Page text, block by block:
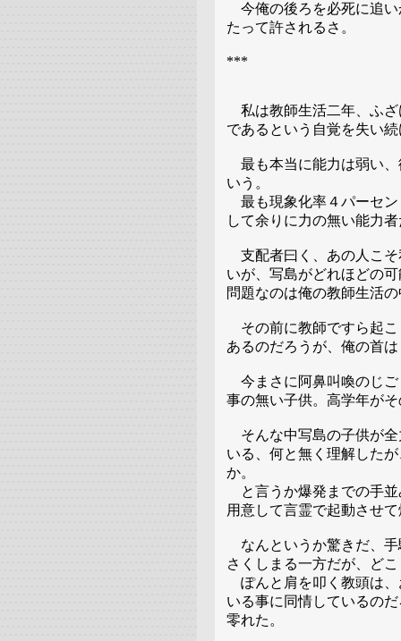
今俺の後ろを必死に追い
たって許されるさ。
***
私は教師生活二年、ふざ
であるという自覚を失い
最も本当に能力は弱い、
いう。
最も現象化率４パーセン
して余りに力の無い能力
支配者曰く、あの人こそ
いが、写島がどれほどの
問題なのは俺の教師生活
その前に教師ですら起こ
あるのだろうが、俺の首
今まさに阿鼻叫喚のじご
事の無い子供。高学年が
そんな中写島の子供が全
いる、何と無く理解した
か。
と言うか爆発までの手並
用意して言霊で起動させ
なんというか驚きだ、手
さくしまる一方だが、ど
ぽんと肩を叩く教頭は、
いる事に同情しているの
零れた。